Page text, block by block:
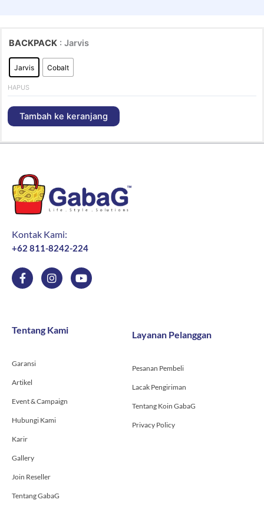
BACKPACK : Jarvis
Jarvis Cobalt
HAPUS
Tambah ke keranjang
Kontak Kami:
+62 811-8242-224
F
a
c
o
f
I
n
s
g
r
Y
o
u
Tentang Kami
Garansi
Artikel
Event & Campaign
Hubungi Kami
Karir
Gallery
Join Reseller
Tentang GabaG
Layanan Pelanggan
Pesanan Pembeli
Lacak Pengiriman
Tentang Koin GabaG
Privacy Policy